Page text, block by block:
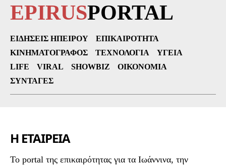
EPIRUSPORTAL
ΕΙΔΉΣΕΙΣ ΗΠΕΊΡΟΥ
ΕΠΙΚΑΙΡΌΤΗΤΑ
ΚΙΝΗΜΑΤΟΓΡΆΦΟΣ
ΤΕΧΝΟΛΟΓΊΑ
ΥΓΕΊΑ
LIFE
VIRAL SHOWBIZ
ΟΙΚΟΝΟΜΊΑ
ΣΥΝΤΑΓΈΣ
Η ΕΤΑΙΡΕΙΑ
To portal της επικαιρότητας για τα Ιωάννινα, την